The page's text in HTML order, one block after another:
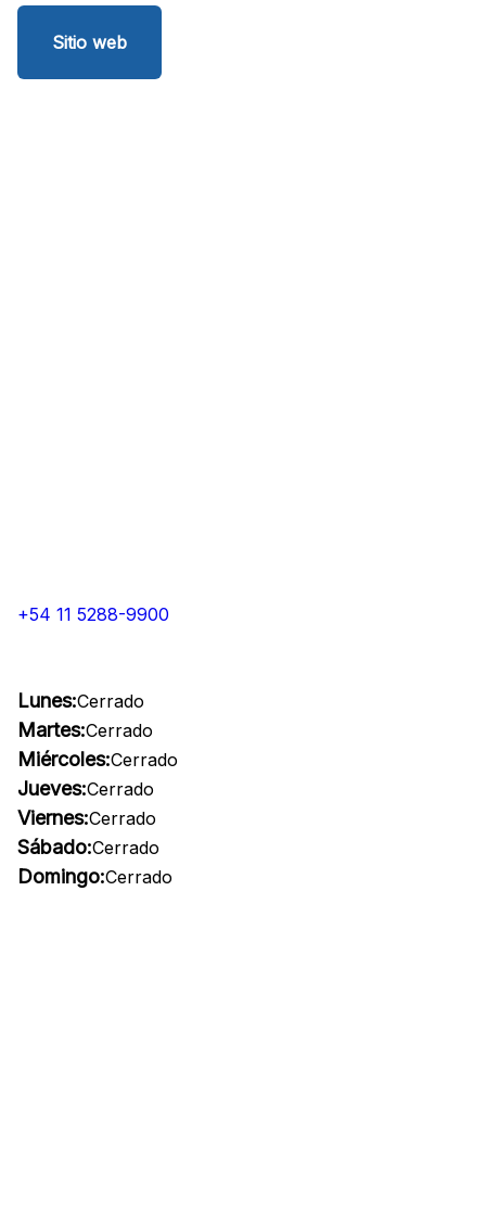
Sitio web
+54 11 5288-9900
Lunes:Cerrado
Martes:Cerrado
Miércoles:Cerrado
Jueves:Cerrado
Viernes:Cerrado
Sábado:Cerrado
Domingo:Cerrado